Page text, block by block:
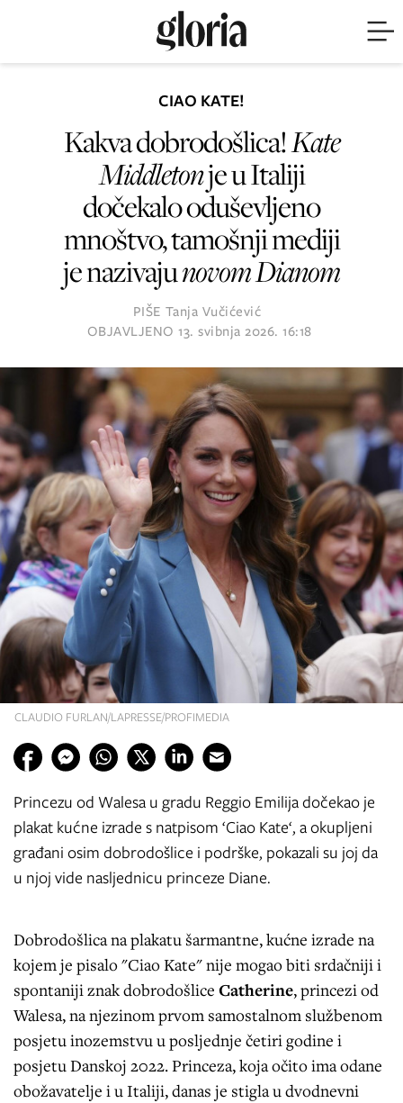
CLAUDIO FURLAN/LAPRESSE/PROFIMEDIA
CIAO KATE!
Kakva dobrodošlica!Kate
Middletonje u Italiji
dočekalo oduševljeno
mnoštvo, tamošnji mediji
je nazivajunovom Dianom
PIŠE Tanja Vučićević
OBJAVLJENO 13. svibnja 2026. 16:18
Princezu od Walesa u gradu Reggio Emilija dočekao je
plakat kućne izrade s natpisom ‘Ciao Kate‘, a okupljeni
građani osim dobrodošlice i podrške, pokazali su joj da
u njoj vide nasljednicu princeze Diane.
Dobrodošlica na plakatu šarmantne, kućne izrade na
kojem je pisalo "Ciao Kate" nije mogao biti srdačniji i
spontaniji znak dobrodošlice Catherine, princezi od
Walesa, na njezinom prvom samostalnom službenom
posjetu inozemstvu u posljednje četiri godine i
posjetu Danskoj 2022. Princeza, koja očito ima odane
obožavatelje i u Italiji, danas je stigla u dvodnevni